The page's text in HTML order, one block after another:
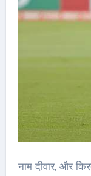
नाम दीवार, और